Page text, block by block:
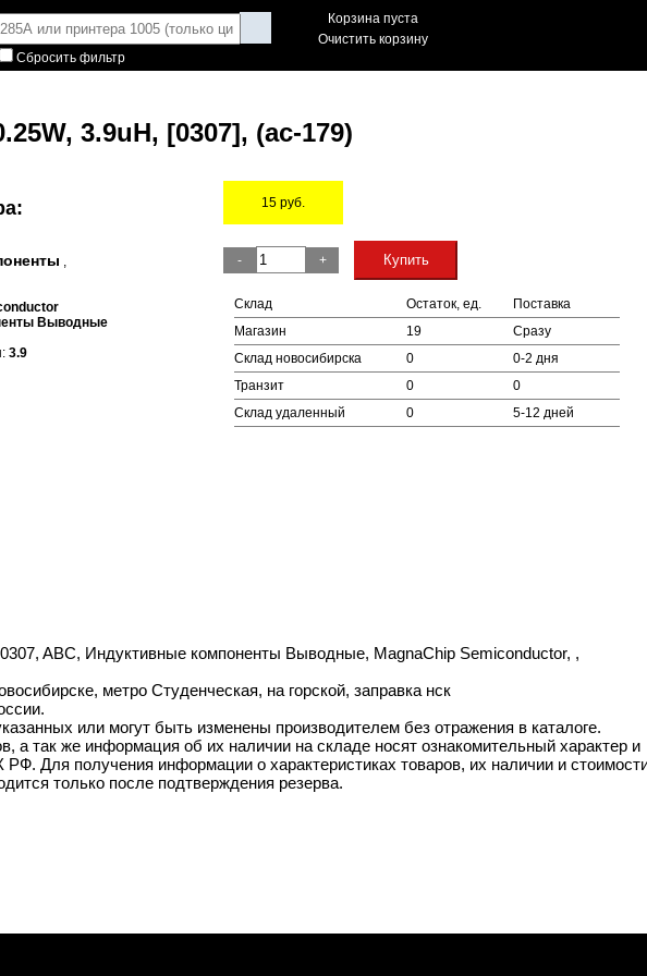
Сбросить фильтр
Корзина пуста
Очистить корзину
3.9uH, [0307], (ac-179)
,
Выводные
3.9
15 руб.
-
+ Купить
Склад Остаток, ед.
Поставка
Магазин
19
Сразу
Склад новосибирска
0
0-2 дня
Транзит
0
0
Склад удаленный
0 5-12 дней
ABC, Индуктивные компоненты Выводные, MagnaChip Semiconductor, ,
метро Студенческая, на горской, заправка нск
или могут быть изменены производителем без отражения в каталоге.
а так же информация об их наличии на складе носят ознакомительный характер и
Для получения информации о характеристиках товаров, их наличии и
только после подтверждения резерва.